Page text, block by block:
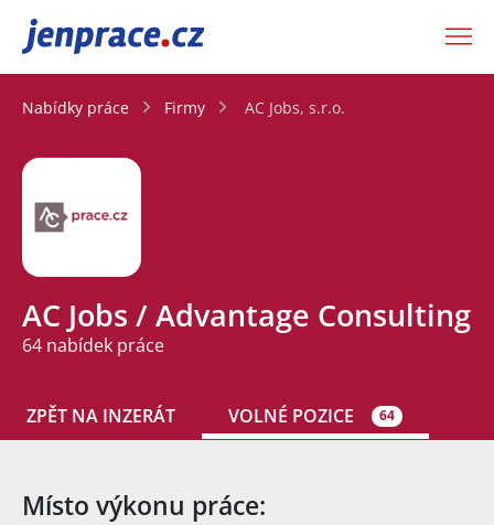
JenPráce.cz
Nabídky práce Firmy AC Jobs, s.r.o.
AC Jobs / Advantage Consulting
64 nabídek práce
ZPĚT NA INZERÁT VOLNÉ POZICE 64
Místo výkonu práce: